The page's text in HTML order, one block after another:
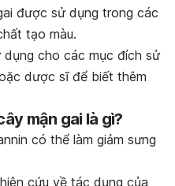
được sử dụng trong các
tạo màu.
cho các mục đích sử
dược sĩ để biết thêm
mận gai là gì?
có thể làm giảm sưng
cứu về tác dụng của